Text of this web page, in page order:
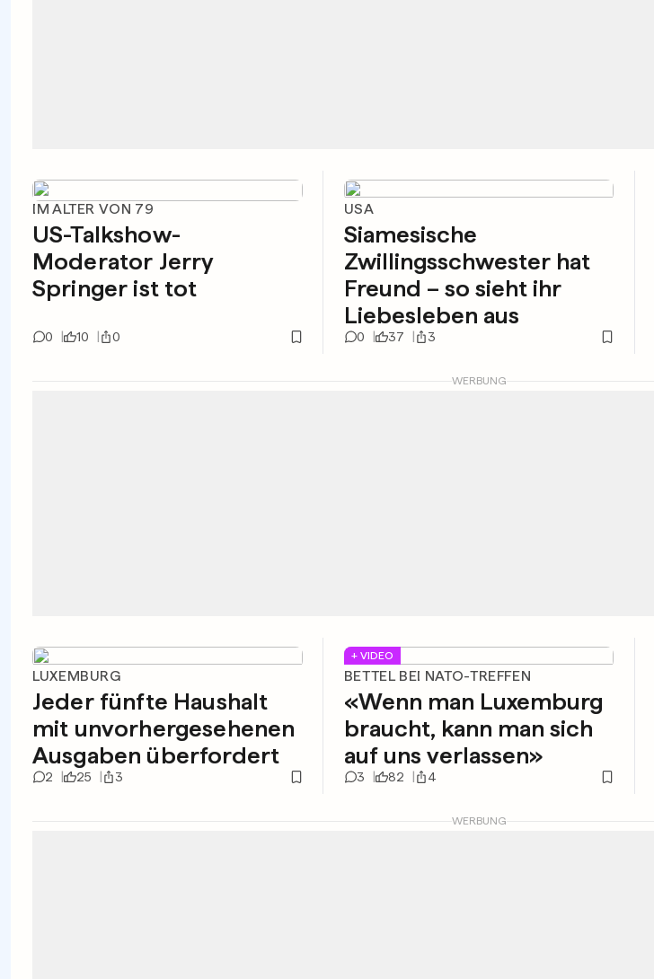
IM ALTER VON 79
US-Talkshow-
Moderator Jerry
Springer ist tot
0 10 0
USA
Siamesische
Zwillingsschwester hat
Freund – so sieht ihr
Liebesleben aus
0 37 3
WERBUNG
LUXEMBURG
Jeder fünfte Haushalt
mit unvorhergesehenen
Ausgaben überfordert
2 25 3
+ VIDEO
BETTEL BEI NATO-TREFFEN
«Wenn man Luxemburg
braucht, kann man sich
auf uns verlassen»
3 82 4
WERBUNG